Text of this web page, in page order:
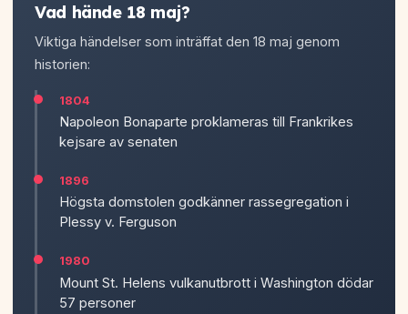
Vad hände 18 maj?
Viktiga händelser som inträffat den 18 maj genom
historien:
1804
Napoleon Bonaparte proklameras till Frankrikes
kejsare av senaten
1896
Högsta domstolen godkänner rassegregation i
Plessy v. Ferguson
1980
Mount St. Helens vulkanutbrott i Washington dödar
57 personer